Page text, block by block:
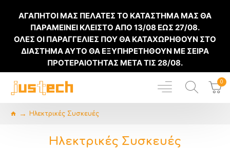
ΑΓΑΠΗΤΟΙ ΜΑΣ ΠΕΛΑΤΕΣ ΤΟ ΚΑΤΑΣΤΗΜΑ ΜΑΣ ΘΑ
ΠΑΡΑΜΕΙΝΕΙ ΚΛΕΙΣΤΟ ΑΠΟ 13/08 ΕΩΣ 27/08.
ΟΛΕΣ ΟΙ ΠΑΡΑΓΓΕΛΙΕΣ ΠΟΥ ΘΑ ΚΑΤΑΧΩΡΗΘΟΥΝ ΣΤΟ
ΔΙΑΣΤΗΜΑ ΑΥΤΟ ΘΑ ΕΞΥΠΗΡΕΤΗΘΟΥΝ ΜΕ ΣΕΙΡΑ
ΠΡΟΤΕΡΑΙΟΤΗΤΑΣ ΜΕΤΑ ΤΙΣ 28/08.
0
Ηλεκτρικές Συσκευές
Ηλεκτρικές Συσκευές